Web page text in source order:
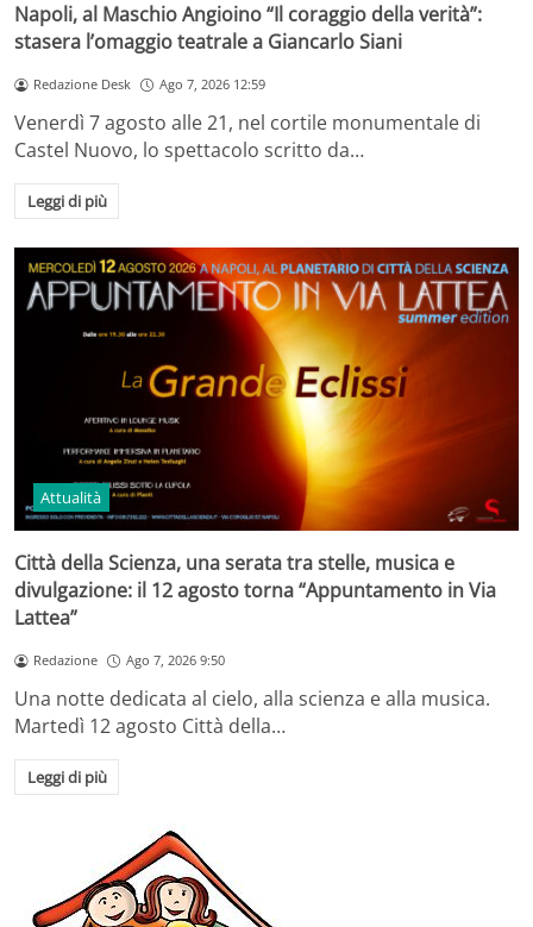
Napoli, al Maschio Angioino “Il coraggio della verità”:
stasera l’omaggio teatrale a Giancarlo Siani
Redazione Desk Ago 7, 2026 12:59
Venerdì 7 agosto alle 21, nel cortile monumentale di
Castel Nuovo, lo spettacolo scritto da…
Leggi di più
Attualità
Città della Scienza, una serata tra stelle, musica e
divulgazione: il 12 agosto torna “Appuntamento in Via
Lattea”
Redazione Ago 7, 2026 9:50
Una notte dedicata al cielo, alla scienza e alla musica.
Martedì 12 agosto Città della…
Leggi di più